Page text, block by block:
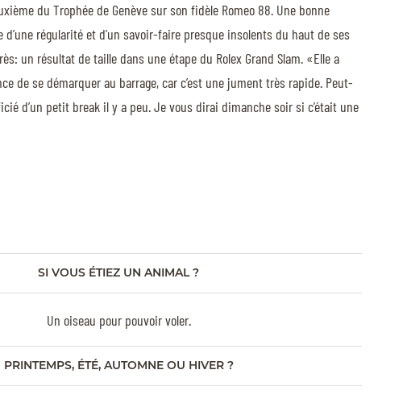
du Trophée de Genève sur son fidèle Romeo 88. Une bonne
régularité et d’un savoir-faire presque insolents du haut de ses
un résultat de taille dans une étape du Rolex Grand Slam. «Elle a
de se démarquer au barrage, car c’est une jument très rapide. Peut-
d’un petit break il y a peu. Je vous dirai dimanche soir si c’était une
SI VOUS ÉTIEZ UN ANIMAL ?
Un oiseau pour pouvoir voler.
PRINTEMPS, ÉTÉ, AUTOMNE OU HIVER ?